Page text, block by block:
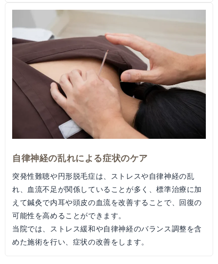
自律神経の乱れによる症状のケア
突発性難聴や円形脱毛症は、ストレスや自律神経の乱
れ、血流不足が関係していることが多く、標準治療に加
えて鍼灸で内耳や頭皮の血流を改善することで、回復の
可能性を高めることができます。
当院では、ストレス緩和や自律神経のバランス調整を含
めた施術を行い、症状の改善をします。